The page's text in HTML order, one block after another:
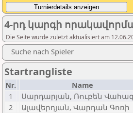
4-րդ կարգի
Die Seite wurde zuletzt aktualisiert am
Suche nach Spieler
Startrangliste
Nr. Name
1
Սարդարյան, Ռուբեն
2
Ալավերդյան, Վարդան Գոռի